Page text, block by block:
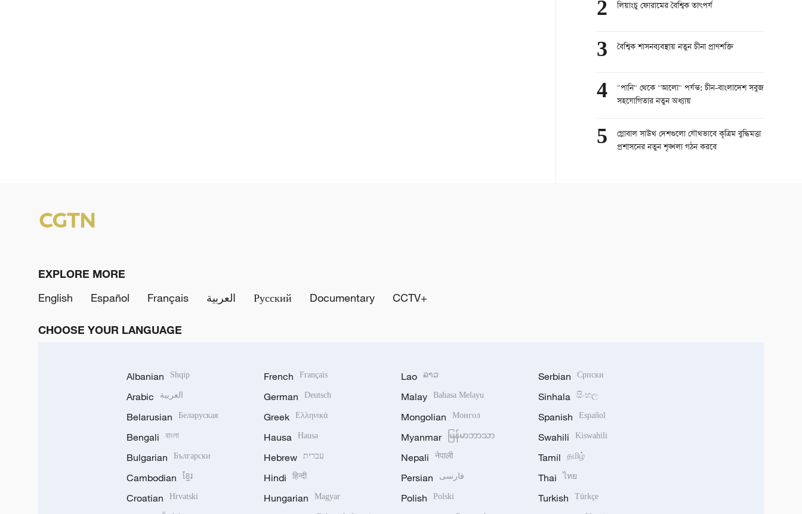
2 লিয়াংচু ফোরামের বৈশ্বিক তাৎপর্য
3 বৈশ্বিক শাসনব্যবস্থায় নতুন চীনা প্রাণশক্তি
4
"পানি" থেকে "আলো" পর্যন্ত: চীন-বাংলাদেশ সবুজ
সহযোগিতার নতুন অধ্যায়
5
গ্লোবাল সাউথ দেশগুলো যৌথভাবে কৃত্রিম বুদ্ধিমত্তা
প্রশাসনের নতুন শৃঙ্খলা গঠন করবে
EXPLORE MORE
English
Español Français العربية Русский Documentary CCTV+
CHOOSE YOUR LANGUAGE
Albanian Shqip
Arabic العربية
Belarusian Беларуская
Bengali বাংলা
Bulgarian Български
Cambodian ខ្មែរ
Croatian Hrvatski
French Français
German Deutsch
Greek Ελληνικά
Hausa Hausa
Hebrew עברית
Hindi हिन्दी
Hungarian Magyar
Lao ລາວ
Malay Bahasa Melayu
Mongolian Монгол
Myanmar မြန်မာဘာသာ
Nepali नेपाली
Persian فارسی
Polish Polski
Serbian Српски
Sinhala සිංහල
Spanish Español
Swahili Kiswahili
Tamil தமிழ்
Thai ไทย
Turkish Türkçe